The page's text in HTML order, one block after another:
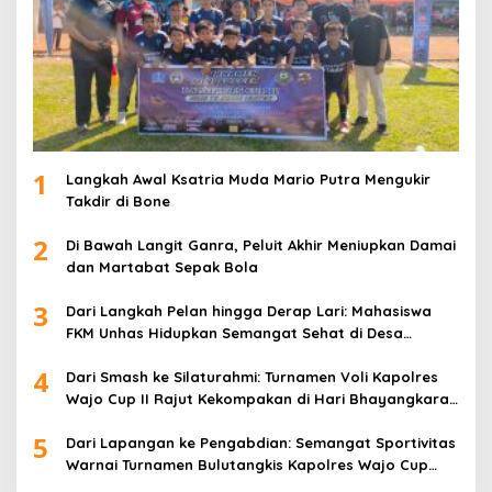
1
Langkah Awal Ksatria Muda Mario Putra Mengukir
Takdir di Bone
2
Di Bawah Langit Ganra, Peluit Akhir Meniupkan Damai
dan Martabat Sepak Bola
3
Dari Langkah Pelan hingga Derap Lari: Mahasiswa
FKM Unhas Hidupkan Semangat Sehat di Desa
4
Dari Smash ke Silaturahmi: Turnamen Voli Kapolres
Wajo Cup II Rajut Kekompakan di Hari Bhayangkara
5
Dari Lapangan ke Pengabdian: Semangat Sportivitas
Warnai Turnamen Bulutangkis Kapolres Wajo Cup